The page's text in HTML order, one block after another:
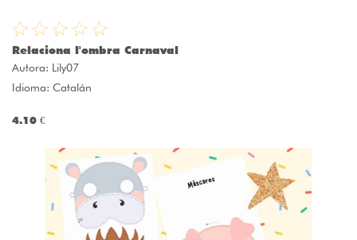
Relaciona l'ombra Carnaval
Autora: Lily07
Idioma: Catalán
4.10 €